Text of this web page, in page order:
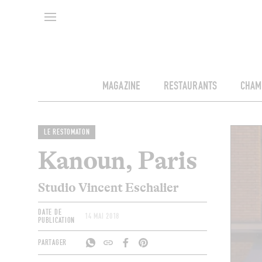
MAGAZINE RESTAURANTS
LE RESTOMATON
Kanoun, Paris
Studio Vincent Eschalier
DATE DE
PUBLICATION
14 MAI 2018
PARTAGER